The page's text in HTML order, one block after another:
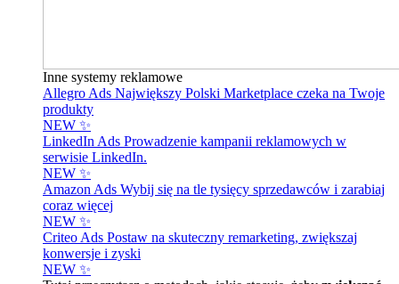
Inne systemy reklamowe
Allegro Ads Największy Polski Marketplace czeka na Twoje
produkty
NEW ✨
LinkedIn Ads Prowadzenie kampanii reklamowych w
serwisie LinkedIn.
NEW ✨
Amazon Ads Wybij się na tle tysięcy sprzedawców i zarabiaj
coraz więcej
NEW ✨
Criteo Ads Postaw na skuteczny remarketing, zwiększaj
konwersje i zyski
NEW ✨